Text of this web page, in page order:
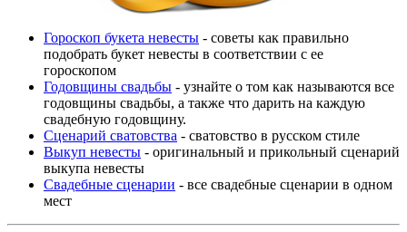
Гороскоп букета невесты - советы как правильно
подобрать букет невесты в соответствии с ее
гороскопом
Годовщины свадьбы - узнайте о том как называются все
годовщины свадьбы, а также что дарить на каждую
свадебную годовщину.
Сценарий сватовства - сватовство в русском стиле
Выкуп невесты - оригинальный и прикольный сценарий
выкупа невесты
Свадебные сценарии - все свадебные сценарии в одном
мест